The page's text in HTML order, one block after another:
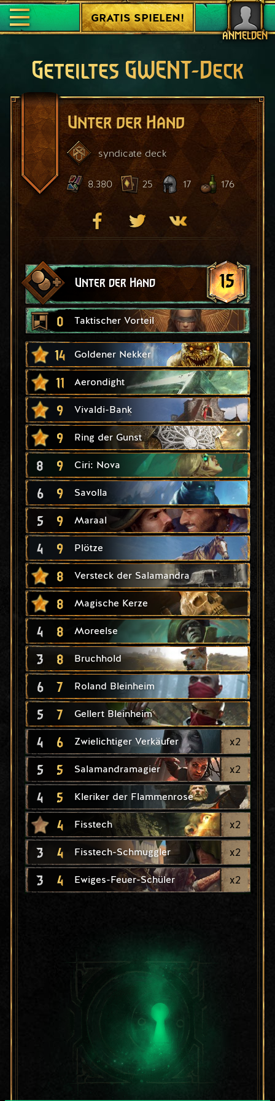
ANMELDEN
GRATIS SPIELEN!
Geteiltes GWENT-Deck
Unter der Hand
syndicate deck
8.380 25 17 176
Unter der Hand 15
0 Taktischer Vorteil
14 Goldener Nekker
11 Aerondight
9 Vivaldi-Bank
9 Ring der Gunst
8 9 Ciri: Nova
6 9 Savolla
5 9 Maraal
4 9 Plötze
8 Versteck der Salamandra
8 Magische Kerze
4 8 Moreelse
3 8 Bruchhold
6 7 Roland Bleinheim
5 7 Gellert Bleinheim
4 6 Zwielichtiger Verkäufer x2
5 5 Salamandramagier x2
4 5 Kleriker der Flammenrose
4 Fisstech x2
3 4 Fisstech-Schmuggler x2
3 4 Ewiges-Feuer-Schüler x2